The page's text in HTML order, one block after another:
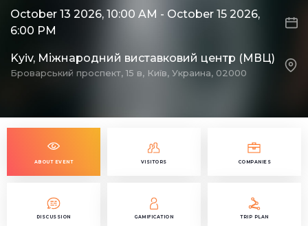
October 13 2026, 10:00 AM - October 15 2026,
6:00 PM
Kyiv, Міжнародний виставковий центр (МВЦ)
Броварський проспект, 15 в, Київ, Украина, 02000
ABOUT EVENT VISITORS COMPANIES
DISCUSSION GAMIFICATION TRIP PLAN